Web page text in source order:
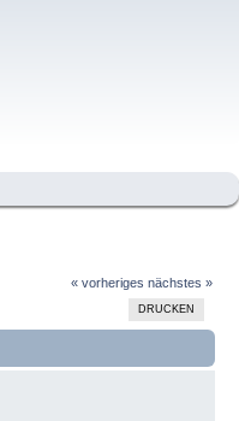
« vorheriges nächstes »
DRUCKEN